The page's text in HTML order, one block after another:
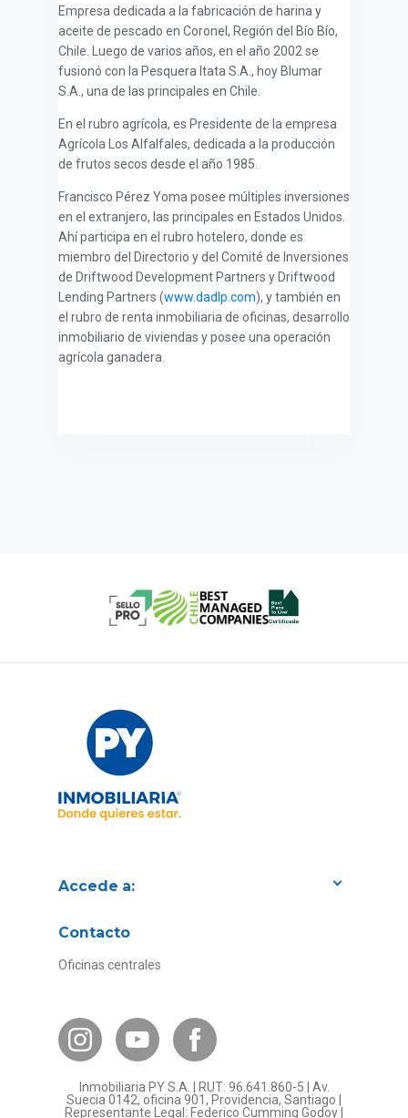
Empresa dedicada a la fabricación de harina y
aceite de pescado en Coronel, Región del Bío Bío,
Chile. Luego de varios años, en el año 2002 se
fusionó con la Pesquera Itata S.A., hoy Blumar
S.A., una de las principales en Chile.
En el rubro agrícola, es Presidente de la empresa
Agrícola Los Alfalfales, dedicada a la producción
de frutos secos desde el año 1985.
Francisco Pérez Yoma posee múltiples inversiones
en el extranjero, las principales en Estados Unidos.
Ahí participa en el rubro hotelero, donde es
miembro del Directorio y del Comité de Inversiones
de Driftwood Development Partners y Driftwood
Lending Partners (www.dadlp.com), y también en
el rubro de renta inmobiliaria de oficinas, desarrollo
inmobiliario de viviendas y posee una operación
agrícola ganadera.
Accede a:
Bases Legales
¿Por qué invertir en PY?
Preguntas frecuentes
Contacto
Oficinas centrales
Inmobiliaria PY S.A. | RUT: 96.641.860-5 | Av.
Suecia 0142, oficina 901, Providencia, Santiago |
Representante Legal: Federico Cumming Godoy |